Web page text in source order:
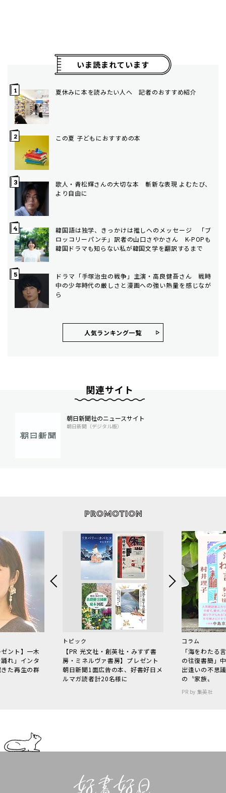
いま読まれています
夏休みに本を読みたい人へ 記者のおすすめ紹介
この夏 子どもにおすすめの本
歌人・青松輝さんの大切な本 斬新な表現 よむたび、
より自由に
韓国語は独学、きっかけは推しへのメッセージ 「ブ
ロッコリーパンチ」訳者の山口さやかさん K-POPも
韓国ドラマも知らない私が韓国文学を翻訳するまで
ドラマ「手塚治虫の戦争」主演・高良健吾さん 戦時
中の少年時代の厳しさと漫画への強い熱量を感じなが
ら
人気ランキング⼀覧
関連サイト
朝日新聞社のニュースサイト
朝日新聞（デジタル版）
ント】一木
れ」インタ
た再生の群
トピック
【PR 光文社・創英社・みすず書
房・ミネルヴァ書房】プレゼント
朝日新聞1面広告の本、好書好日メ
ルマガ読者計20名様に
コラム
「海をわた
の往復書簡」
出逢いの不思
の〝家族〟
PR by 集英社